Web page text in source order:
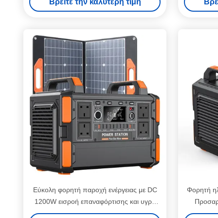
Solor Power Bank για υπαίθριο κάμπινγκ
Βρείτε την καλύτερη τιμή
ενέργειας
Εύκολη φορητή παροχή ενέργειας με DC
1200W εισροή επαναφόρτισης και υγρό
κρύσταλλο οθόνη
Φορητή